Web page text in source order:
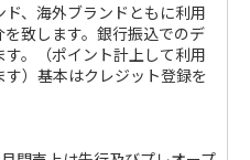
、海外ブランドともに利用
致します。銀行振込でのデ
。（ポイント計上して利用
）基本はクレジット登録を